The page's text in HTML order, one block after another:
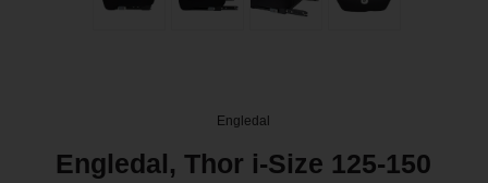
Engledal
Engledal, Thor i-Size 125-150